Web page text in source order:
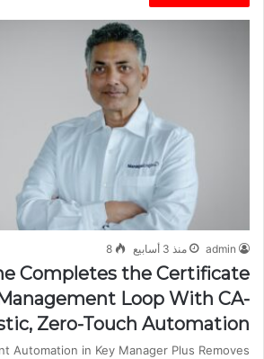
admin منذ 3 أسابيع 8
Completes the Certificate
Loop With CA-
Zero-Touch Automation
Automation in Key Manager Plus Removes